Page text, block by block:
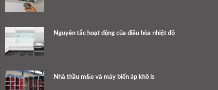
Nguyên tắc hoạt động của điều hòa nhiệt độ
Nhà thầu m&e và máy biến áp khô ls